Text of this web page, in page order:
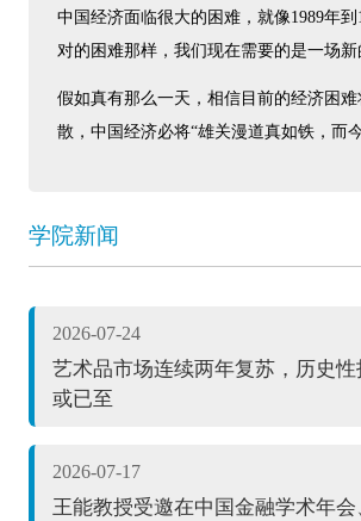
中国经济面临很大的困难，就像1989年到
对的困难那样，我们现在需要的是一场新
假如真有那么一天，相信目前的经济困
散，中国经济必将“雄关漫道真如铁，而
学院新闻
2026-07-24
艺术品市场连续两年复苏，历史性
或已至
2026-07-17
王能教授受邀在中国金融学术年会